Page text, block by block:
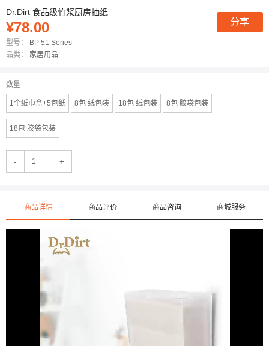
Dr.Dirt 食品级竹浆厨房抽纸
分享
¥78.00
型号：
BP 51 Series
品类：
家居用品
数量
1个纸巾盒+5包纸 8包 纸包装 18包 纸包装 8包 胶袋包装
18包 胶袋包装
- +
商品详情 商品评价 商品咨询 商城服务